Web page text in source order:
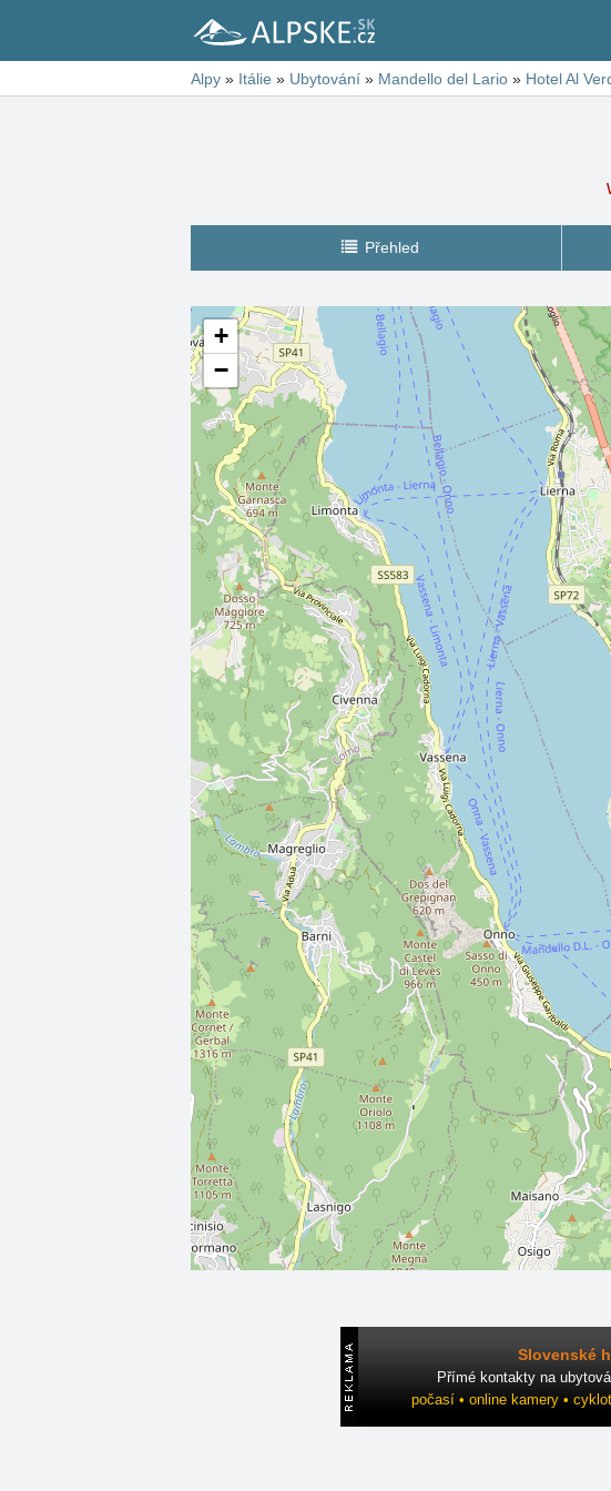
Alpy » Itálie » Ubytování » Mandello del Lario » Hotel Al
Přehled
+
−
Slovenské
Přímé kontakty na
počasí • online kamery •